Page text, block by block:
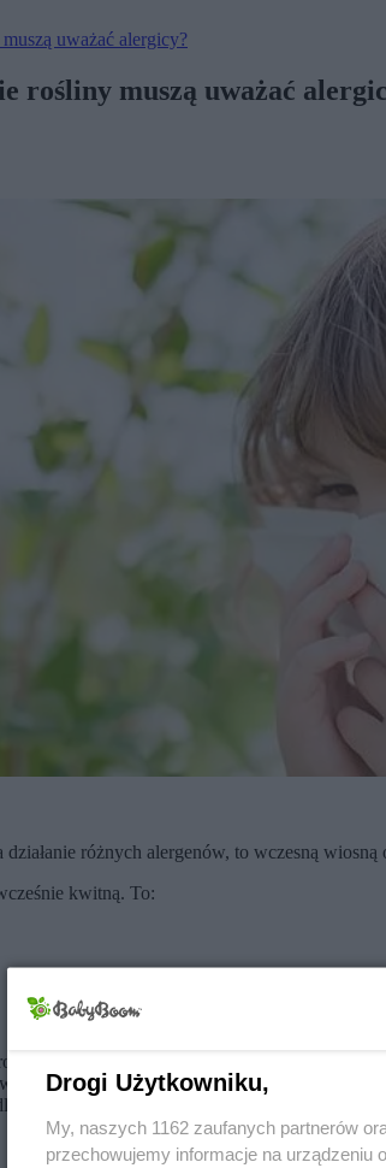
uważać alergicy?
rośliny muszą uważać
działanie różnych alergenów, to wczesną
kwitną. To:
potrafią być dokuczliwe zwłaszcza w dni w
w pomieszczeniach. Ale to nie wszystko.
nawet pierwszy kontakt z alergenem
Drogi Użytkowniku,
My, naszych 1162 zaufanych partnerów
przechowujemy informacje na urządzeniu